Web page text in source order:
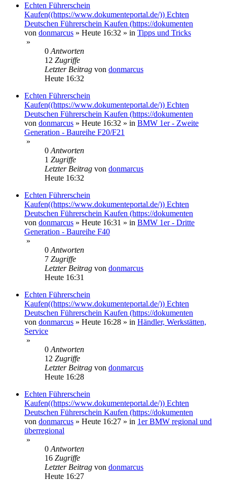
Echten Führerschein
Kaufen((https://www.dokumenteportal.de/)) Echten
Deutschen Führerschein Kaufen (https://dokumenten
von donmarcus » Heute 16:32 » in Tipps und Tricks
»
0 Antworten
12 Zugriffe
Letzter Beitrag von donmarcus
Heute 16:32
Echten Führerschein
Kaufen((https://www.dokumenteportal.de/)) Echten
Deutschen Führerschein Kaufen (https://dokumenten
von donmarcus » Heute 16:32 » in BMW 1er - Zweite
Generation - Baureihe F20/F21
»
0 Antworten
1 Zugriffe
Letzter Beitrag von donmarcus
Heute 16:32
Echten Führerschein
Kaufen((https://www.dokumenteportal.de/)) Echten
Deutschen Führerschein Kaufen (https://dokumenten
von donmarcus » Heute 16:31 » in BMW 1er - Dritte
Generation - Baureihe F40
»
0 Antworten
7 Zugriffe
Letzter Beitrag von donmarcus
Heute 16:31
Echten Führerschein
Kaufen((https://www.dokumenteportal.de/)) Echten
Deutschen Führerschein Kaufen (https://dokumenten
von donmarcus » Heute 16:28 » in Händler, Werkstätten,
Service
»
0 Antworten
12 Zugriffe
Letzter Beitrag von donmarcus
Heute 16:28
Echten Führerschein
Kaufen((https://www.dokumenteportal.de/)) Echten
Deutschen Führerschein Kaufen (https://dokumenten
von donmarcus » Heute 16:27 » in 1er BMW regional und
überregional
»
0 Antworten
16 Zugriffe
Letzter Beitrag von donmarcus
Heute 16:27